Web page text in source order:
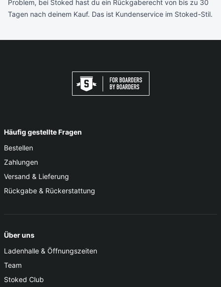
Problem, bei Stoked hast du ein Rückgaberecht von bis zu 30
Tagen nach deinem Kauf. Das ist Kundenservice im Stoked-Stil.
Häufig gestellte Fragen
Bestellen
Zahlungen
Versand & Lieferung
Rückgabe & Rückerstattung
Über uns
Ladenhalle & Öffnungszeiten
Team
Stoked Club